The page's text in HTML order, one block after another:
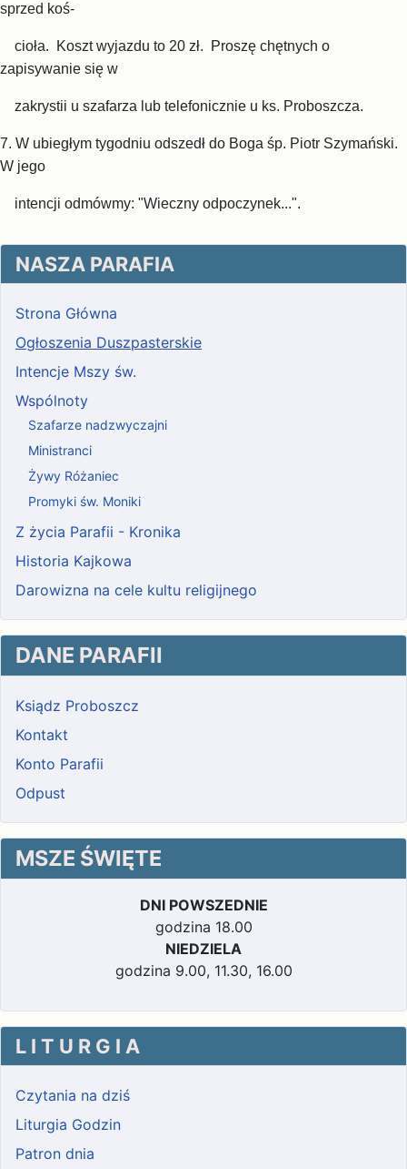
sprzed koś-
cioła. Koszt wyjazdu to 20 zł. Proszę chętnych o
zapisywanie się w
zakrystii u szafarza lub telefonicznie u ks. Proboszcza.
7. W ubiegłym tygodniu odszedł do Boga śp. Piotr Szymański.
W jego
intencji odmówmy: "Wieczny odpoczynek...".
NASZA PARAFIA
Strona Główna
Ogłoszenia Duszpasterskie
Intencje Mszy św.
Wspólnoty
Szafarze nadzwyczajni
Ministranci
Żywy Różaniec
Promyki św. Moniki
Z życia Parafii - Kronika
Historia Kajkowa
Darowizna na cele kultu religijnego
DANE PARAFII
Ksiądz Proboszcz
Kontakt
Konto Parafii
Odpust
MSZE ŚWIĘTE
DNI POWSZEDNIE
godzina 18.00
NIEDZIELA
godzina 9.00, 11.30, 16.00
L I T U R G I A
Czytania na dziś
Liturgia Godzin
Patron dnia